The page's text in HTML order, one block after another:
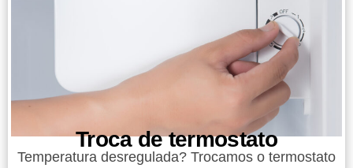
Troca de termostato
Temperatura desregulada? Trocamos o termostato